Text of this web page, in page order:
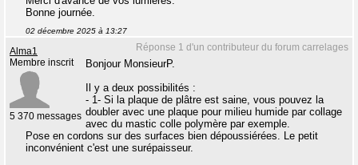
Bonne journée.
02 décembre 2025 à 13:27
Réponse 1 d'un contributeur du forum carrelages
Alma1
Membre inscrit
5 370 messages
Bonjour MonsieurP.
Il y a deux possibilités :
- 1- Si la plaque de plâtre est saine, vous pouvez la
doubler avec une plaque pour milieu humide par collage
avec du mastic colle polymère par exemple.
Pose en cordons sur des surfaces bien dépoussiérées. Le petit
inconvénient c'est une surépaisseur.